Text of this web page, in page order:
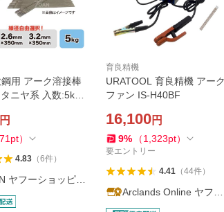
用 アーク溶接棒
ニヤ系 入数:5kg
適合型番:Z-44
ロード44
円
71 pt）
4.83（6件）
ヤフーショッピン
育良精機
URATOOL 育良精機 アーク
ファン IS-H40BF
16,100円
9% （1,323pt）
要エントリー
4.41（44件）
Arclands Online ヤフー
店